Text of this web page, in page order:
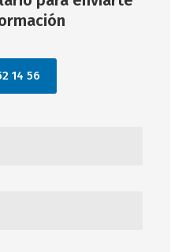
14 56